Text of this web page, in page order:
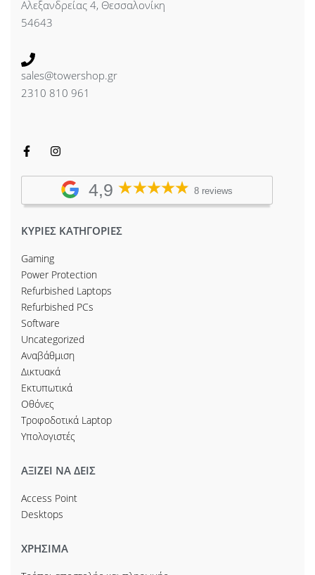
Αλεξανδρείας 4, Θεσσαλονίκη
54643
sales@towershop.gr
2310 810 961
4,9 8 reviews
ΚΥΡΙΕΣ ΚΑΤΗΓΟΡΙΕΣ
Gaming
Power Protection
Refurbished Laptops
Refurbished PCs
Software
Uncategorized
Αναβάθμιση
Δικτυακά
Εκτυπωτικά
Οθόνες
Τροφοδοτικά Laptop
Υπολογιστές
ΑΞΙΖΕΙ ΝΑ ΔΕΙΣ
Access Point
Desktops
ΧΡΗΣΙΜΑ